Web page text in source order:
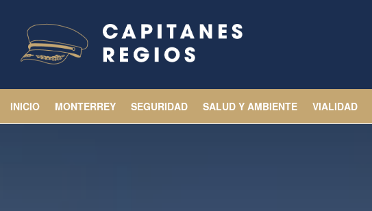
INICIO MONTERREY SEGURIDAD SALUD Y AMBIENTE VIALIDAD